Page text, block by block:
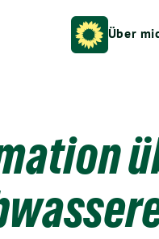
Über